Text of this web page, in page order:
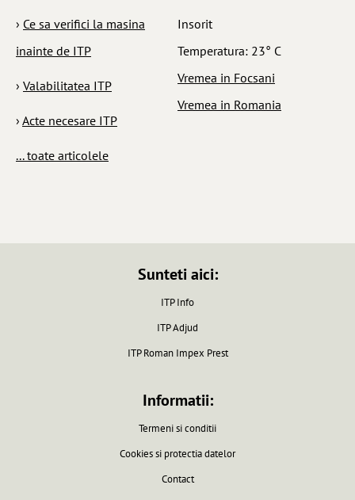
› Ce sa verifici la masina
inainte de ITP
› Valabilitatea ITP
› Acte necesare ITP
... toate articolele
Insorit
Temperatura: 23° C
Vremea in Focsani
Vremea in Romania
Sunteti aici:
ITP Info
ITP Adjud
ITP Roman Impex Prest
Informatii:
Termeni si conditii
Cookies si protectia datelor
Contact